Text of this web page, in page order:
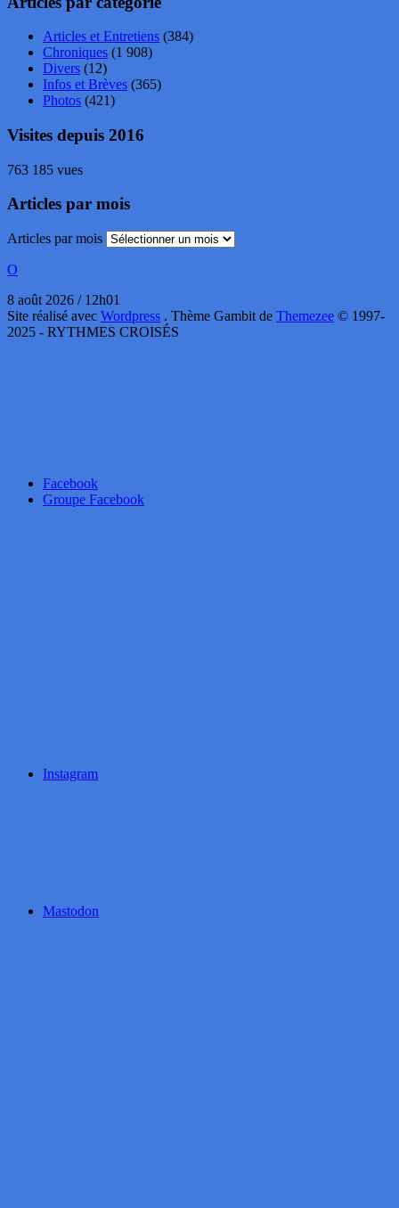
Articles et Entretiens (384)
Chroniques (1 908)
Divers (12)
Infos et Brèves (365)
Photos (421)
Visites depuis 2016
763 185 vues
Articles par mois
Articles par mois
O
8 août 2026 / 12h01
Site réalisé avec Wordpress . Thème Gambit de Themezee © 1997-
2025 - RYTHMES CROISÉS
Facebook
Groupe Facebook
Instagram
Mastodon